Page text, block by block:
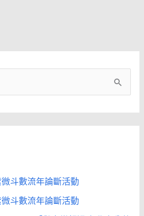
斗數流年論斷活動
斗數流年論斷活動